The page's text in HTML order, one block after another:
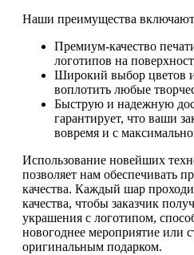
Наши преимущества
Премиум-качество
логотипов на
Широкий выбор цветов
воплотить любые
Быструю и надежную
гарантирует, что ваши
вовремя и с
Использование новейших
позволяет нам обеспечивать
качества. Каждый шар
качества, чтобы заказчик
украшения с логотипом,
новогоднее мероприятие или
оригинальным подарком.